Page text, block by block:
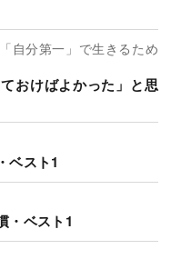
自分第一」で生きるため
おけばよかった」と思
ベスト1
・ベスト1